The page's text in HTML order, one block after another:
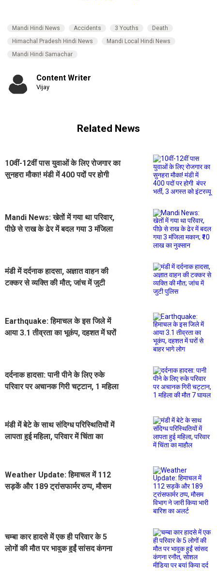
Mandi Hindi News Accidents 3 Youths
Death
Himachal Pradesh Hindi News
Mandi Local Hindi News
Mandi Hindi Samachar
Content Writer
Vijay
Related News
10वीं-12वीं पास युवाओं के लिए रोजगार का
सुनहरा मौका! मंडी में 400 पदों पर होगी
Mandi News: खेतों में गया था परिवार,
पीछे से राख के ढेर में बदल गया 3 मंजिला
मंडी में दर्दनाक हादसा, अज्ञात वाहन की
टक्कर से व्यक्ति की मौत; जांच में जुटी
Earthquake: हिमाचल के इस जिले में
आया 3.1 तीव्रता का भूकंप, दहशत में घरों
दर्दनाक हादसा: पानी पीने के लिए रुके
परिवार पर अचानक गिरी चट्टान, 1 महिला
मंडी में बेटे के साथ संदिग्ध परिस्थितियों में
लापता हुई महिला, परिवार में चिंता का
Weather Update: हिमाचल में 112
सड़कें और 189 ट्रांसफार्मर ठप्प, मौसम
चम्बा कार हादसे में एक ही परिवार के 5
लोगों की मौत पर भावुक हुईं सांसद कंगना